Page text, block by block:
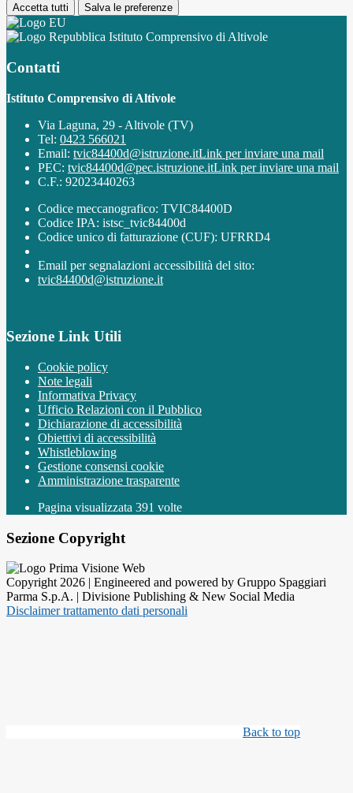
Accetta tutti Salva le preferenze
Istituto Comprensivo di Altivole
Contatti
Istituto Comprensivo di Altivole
Via Laguna, 29 - Altivole (TV)
Tel: 0423 566021
Email: tvic84400d@istruzione.itLink per inviare una mail
PEC: tvic84400d@pec.istruzione.itLink per inviare una mail
C.F.: 92023440263
Codice meccanografico: TVIC84400D
Codice IPA: istsc_tvic84400d
Codice unico di fatturazione (CUF): UFRRD4
Email per segnalazioni accessibilità del sito:
tvic84400d@istruzione.it
Sezione Link Utili
Cookie policy
Note legali
Informativa Privacy
Ufficio Relazioni con il Pubblico
Dichiarazione di accessibilità
Obiettivi di accessibilità
Whistleblowing
Gestione consensi cookie
Amministrazione trasparente
Pagina visualizzata 391 volte
Sezione Copyright
Copyright 2026 | Engineered and powered by Gruppo Spaggiari
Parma S.p.A. | Divisione Publishing & New Social Media
Disclaimer trattamento dati personali
Back to top